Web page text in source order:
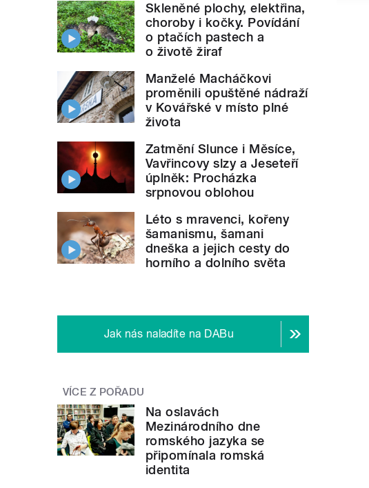
Skleněné plochy, elektřina,
choroby i kočky. Povídání
o ptačích pastech a
o životě žiraf
Manželé Macháčkovi
proměnili opuštěné nádraží
v Kovářské v místo plné
života
Zatmění Slunce i Měsíce,
Vavřincovy slzy a Jeseteří
úplněk: Procházka
srpnovou oblohou
Léto s mravenci, kořeny
šamanismu, šamani
dneška a jejich cesty do
horního a dolního světa
Jak nás naladíte na DABu
VÍCE Z POŘADU
Na oslavách
Mezinárodního dne
romského jazyka se
připomínala romská
identita